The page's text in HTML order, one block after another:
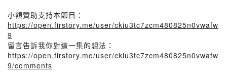
小額贊助支持本節目：
https://open.firstory.me/user/ckiu3tc7zcm480825n0vwafw
9
留言告訴我你對這一集的想法：
https://open.firstory.me/user/ckiu3tc7zcm480825n0vwafw
9/comments